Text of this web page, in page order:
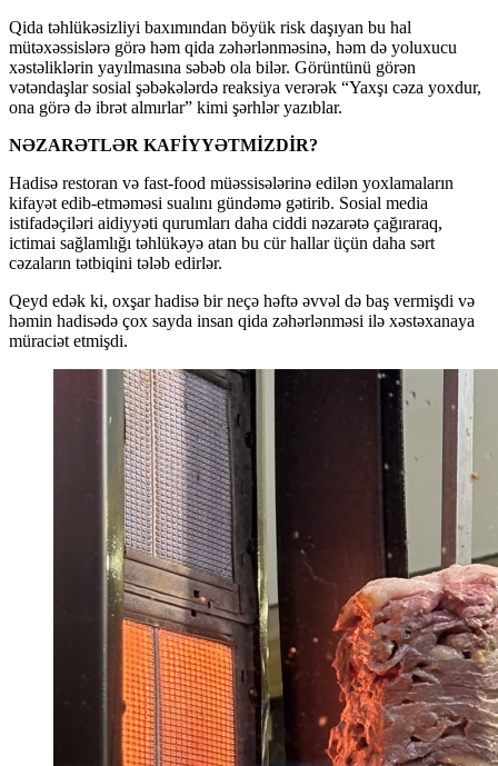
Qida təhlükəsizliyi baxımından böyük risk daşıyan bu hal
mütəxəssislərə görə həm qida zəhərlənməsinə, həm də yoluxucu
xəstəliklərin yayılmasına səbəb ola bilər. Görüntünü görən
vətəndaşlar sosial şəbəkələrdə reaksiya verərək “Yaxşı cəza yoxdur,
ona görə də ibrət almırlar” kimi şərhlər yazıblar.
NƏZARƏTLƏR KAFİYYƏTMİZDİR?
Hadisə restoran və fast-food müəssisələrinə edilən yoxlamaların
kifayət edib-etməməsi sualını gündəmə gətirib. Sosial media
istifadəçiləri aidiyyəti qurumları daha ciddi nəzarətə çağıraraq,
ictimai sağlamlığı təhlükəyə atan bu cür hallar üçün daha sərt
cəzaların tətbiqini tələb edirlər.
Qeyd edək ki, oxşar hadisə bir neçə həftə əvvəl də baş vermişdi və
həmin hadisədə çox sayda insan qida zəhərlənməsi ilə xəstəxanaya
müraciət etmişdi.